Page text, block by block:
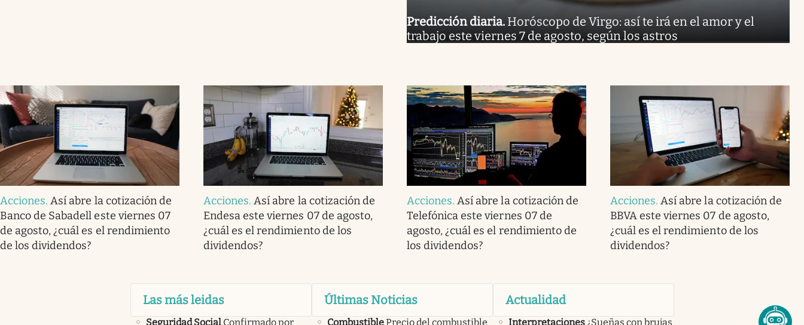
Predicción diaria. Horóscopo de Virgo: así te irá en el amor y el
trabajo este viernes 7 de agosto, según los astros
Acciones.Así abre la cotización de
Banco de Sabadell este viernes 07
de agosto, ¿cuál es el rendimiento
de los dividendos?
Acciones.Así abre la cotización de
Endesa este viernes 07 de agosto,
¿cuál es el rendimiento de los
dividendos?
Acciones.Así abre la cotización de
Telefónica este viernes 07 de
agosto, ¿cuál es el rendimiento de
los dividendos?
Acciones.Así abre la cotización de
BBVA este viernes 07 de agosto,
¿cuál es el rendimiento de los
dividendos?
Las más leidas
Seguridad Social Confirmado por
Últimas Noticias
CombustiblePrecio del combustible
Actualidad
Interpretaciones ¿Sueñas con brujas